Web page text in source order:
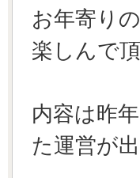
お年寄り
楽しんで
内容は昨
た運営が